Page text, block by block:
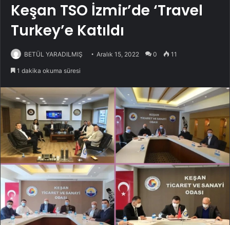
Keşan TSO İzmir’de ‘Travel
Turkey’e Katıldı
BETÜL YARADILMIŞ Aralık 15, 2022 0 11
1 dakika okuma süresi